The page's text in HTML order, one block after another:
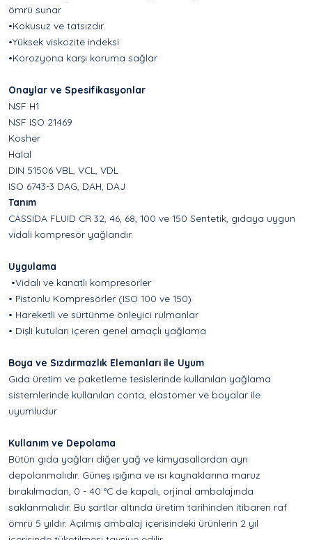
ömrü sunar
•Kokusuz ve tatsızdır.
•Yüksek viskozite indeksi
•Korozyona karşı koruma sağlar
Onaylar ve Spesifikasyonlar
NSF H1
NSF ISO 21469
Kosher
Halal
DIN 51506 VBL, VCL, VDL
ISO 6743-3 DAG, DAH, DAJ
Tanım
CASSIDA FLUID CR 32, 46, 68, 100 ve 150 Sentetik, gıdaya uygun
vidali kompresör yağlarıdır.
Uygulama
•Vidalı ve kanatlı kompresörler
• Pistonlu Kompresörler (ISO 100 ve 150)
• Hareketli ve sürtünme önleyici rulmanlar
• Dişli kutuları içeren genel amaçlı yağlama
Boya ve Sızdırmazlık Elemanları ile Uyum
Gıda üretim ve paketleme tesislerinde kullanılan yağlama
sistemlerinde kullanılan conta, elastomer ve boyalar ile
uyumludur
Kullanım ve Depolama
Bütün gıda yağları diğer yağ ve kimyasallardan ayrı
depolanmalıdır. Güneş ışığına ve ısı kaynaklarına maruz
bırakılmadan, 0 - 40 °C de kapalı, orjinal ambalajında
saklanmalıdır. Bu şartlar altında üretim tarihinden itibaren raf
ömrü 5 yıldır. Açılmış ambalaj içerisindeki ürünlerin 2 yıl